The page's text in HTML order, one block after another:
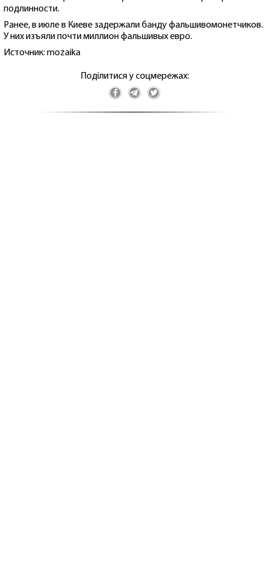
подлинности.
Ранее, в июле в Киеве задержали банду фальшивомонетчиков.
У них изъяли почти миллион фальшивых евро.
Источник: mozaika
Поділитися у соцмережах: